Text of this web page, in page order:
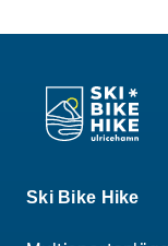
Ski Bike Hike